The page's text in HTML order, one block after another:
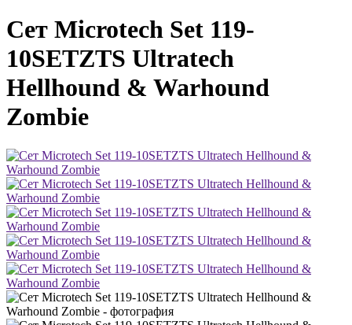
Сет Microtech Set 119-
10SETZTS Ultratech
Hellhound & Warhound
Zombie